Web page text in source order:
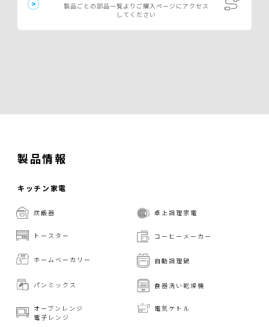
製品ごとの部品一覧よりご購入ページにアクセス
してください
製品情報
キッチン家電
炊飯器 卓上調理家電
トースター コーヒーメーカー
ホームベーカリー 自動調理鍋
パンミックス 食器洗い乾燥機
オーブンレンジ
電子レンジ
電気ケトル